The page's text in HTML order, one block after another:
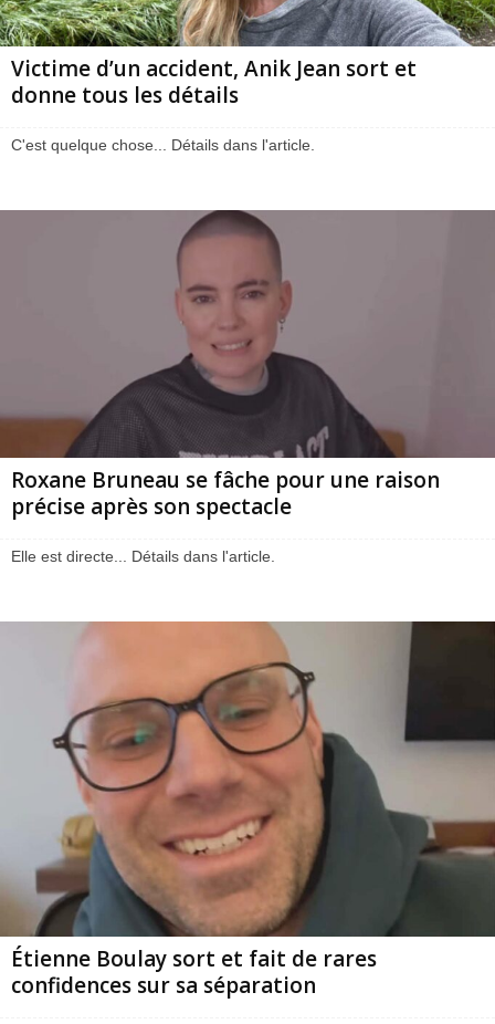
Victime d’un accident, Anik Jean sort et
donne tous les détails
C'est quelque chose... Détails dans l'article.
Roxane Bruneau se fâche pour une raison
précise après son spectacle
Elle est directe... Détails dans l'article.
Étienne Boulay sort et fait de rares
confidences sur sa séparation